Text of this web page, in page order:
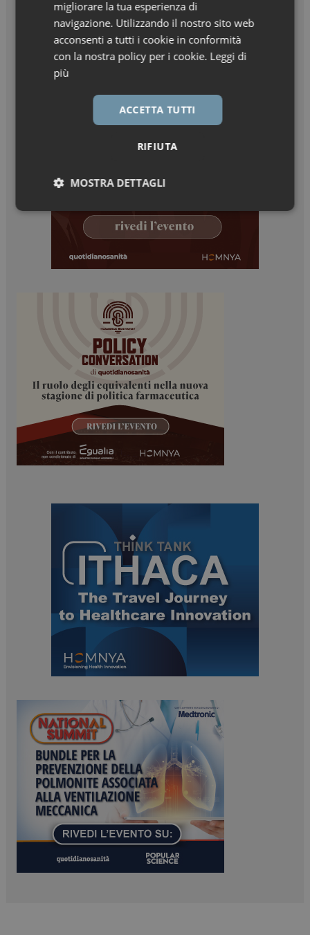
migliorare la tua esperienza di
navigazione. Utilizzando il nostro sito web
acconsenti a tutti i cookie in conformità
con la nostra policy per i cookie. Leggi di
più
ACCETTA TUTTI
RIFIUTA
MOSTRA DETTAGLI
Necessari Marketing
Necessari
I cookie necessari contribuiscono a rendere fruibile il
sito web abilitandone funzionalità di base quali la
navigazione sulle pagine e l'accesso alle aree
protette del sito. Il sito web non è in grado di
funzionare correttamente senza questi cookie.
NOME
FORNITORE / DOMINIO
_ga
Google LLC
.dailyhealthindustry.it
ARRAffinitySameSite
Microsoft Corporation
.www.dailyhealthindustry.it